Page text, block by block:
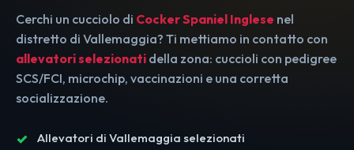
Cerchi un cucciolo di Cocker Spaniel Inglese nel
distretto di Vallemaggia? Ti mettiamo in contatto con
allevatori selezionati della zona: cuccioli con pedigree
SCS/FCI, microchip, vaccinazioni e una corretta
socializzazione.
Allevatori di Vallemaggia selezionati